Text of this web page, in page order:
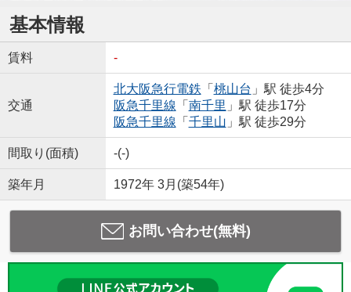
基本情報
賃料 -
交通
北大阪急行電鉄 「 桃山台 」駅 徒歩4分
阪急千里線 「 南千里 」駅 徒歩17分
阪急千里線 「 千里山 」駅 徒歩29分
間取り(面積) -(-)
築年月 1972年 3月(築54年)
お問い合わせ(無料)